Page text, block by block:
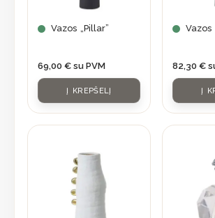
Vazos „Pillar”
69,00 € su PVM
Į KREPŠELĮ
Vazos
82,30 €
Į